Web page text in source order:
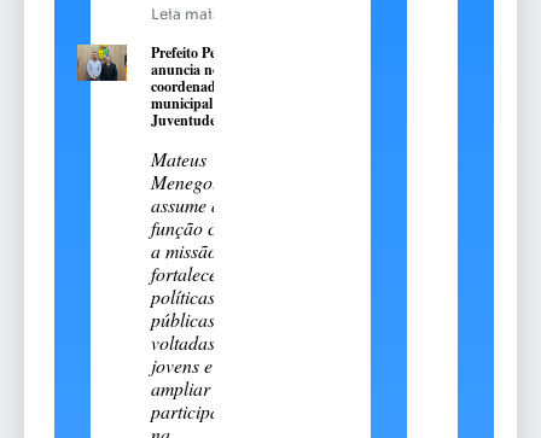
Leia mais
Prefeito Pedro
anuncia novo
coordenador
municipal da
Juventude
Mateus
Menegotto
assume a
função com
a missão de
fortalecer
políticas
públicas
voltadas aos
jovens e
ampliar sua
participação